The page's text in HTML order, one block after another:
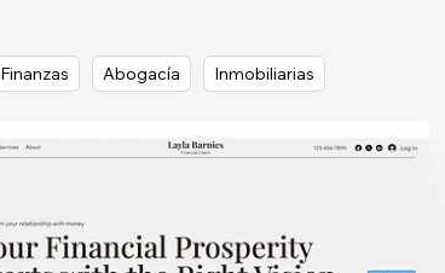
Finanzas Abogacía Inmobiliarias